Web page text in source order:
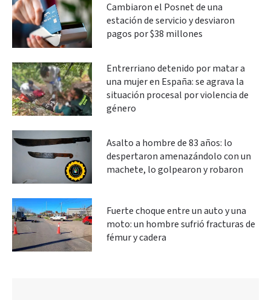
Cambiaron el Posnet de una
estación de servicio y desviaron
pagos por $38 millones
Entrerriano detenido por matar a
una mujer en España: se agrava la
situación procesal por violencia de
género
Asalto a hombre de 83 años: lo
despertaron amenazándolo con un
machete, lo golpearon y robaron
Fuerte choque entre un auto y una
moto: un hombre sufrió fracturas de
fémur y cadera